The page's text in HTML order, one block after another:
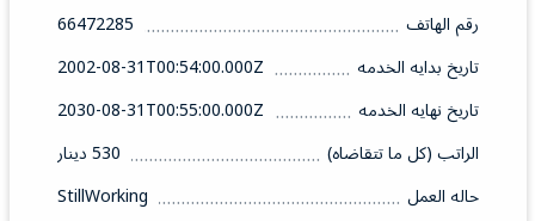
رقم الهاتف
66472285
تاريخ بدايه الخدمه
2002-08-31T00:54:00.000Z
تاريخ نهايه الخدمه
2030-08-31T00:55:00.000Z
الراتب (كل ما تتقاضاه)
530 دينار
حاله العمل
StillWorking